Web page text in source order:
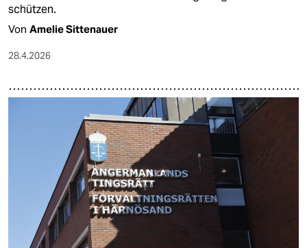
schützen.
Von Amelie Sittenauer
28.4.2026